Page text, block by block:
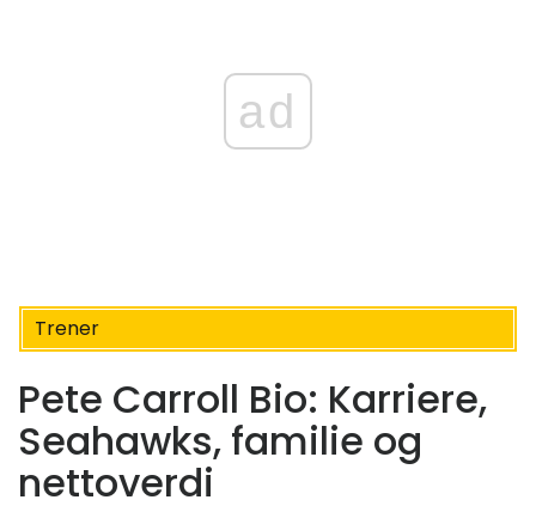
ad
Trener
Pete Carroll Bio: Karriere,
Seahawks, familie og
nettoverdi